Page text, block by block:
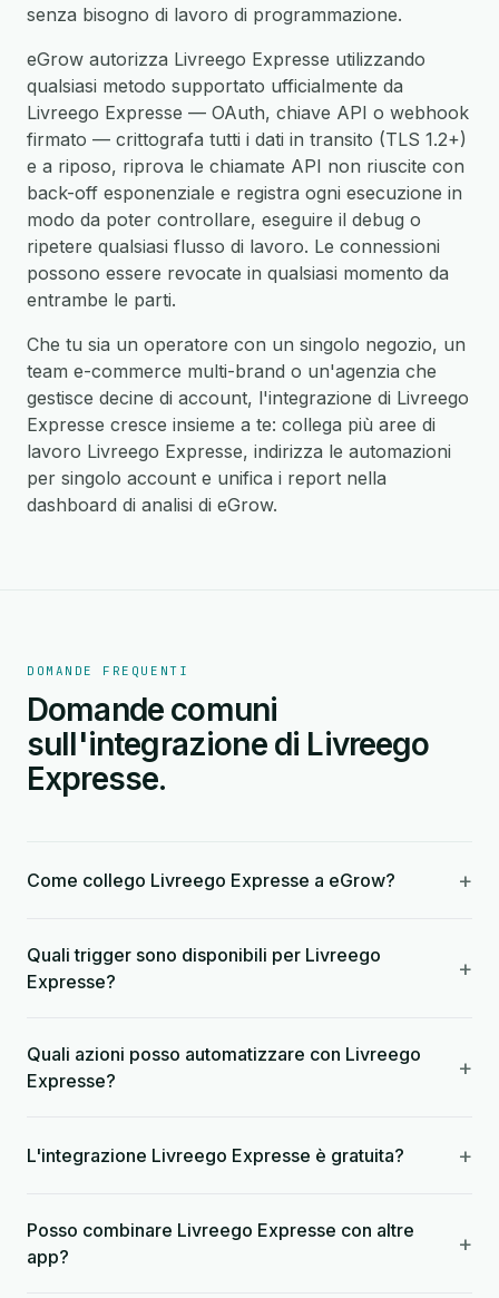
senza bisogno di lavoro di programmazione.
eGrow autorizza Livreego Expresse utilizzando
qualsiasi metodo supportato ufficialmente da
Livreego Expresse — OAuth, chiave API o webhook
firmato — crittografa tutti i dati in transito (TLS 1.2+)
e a riposo, riprova le chiamate API non riuscite con
back-off esponenziale e registra ogni esecuzione in
modo da poter controllare, eseguire il debug o
ripetere qualsiasi flusso di lavoro. Le connessioni
possono essere revocate in qualsiasi momento da
entrambe le parti.
Che tu sia un operatore con un singolo negozio, un
team e-commerce multi-brand o un'agenzia che
gestisce decine di account, l'integrazione di Livreego
Expresse cresce insieme a te: collega più aree di
lavoro Livreego Expresse, indirizza le automazioni
per singolo account e unifica i report nella
dashboard di analisi di eGrow.
DOMANDE FREQUENTI
Domande comuni
sull'integrazione di Livreego
Expresse.
Come collego Livreego Expresse a eGrow? +
Quali trigger sono disponibili per Livreego
Expresse?
+
Quali azioni posso automatizzare con Livreego
Expresse?
+
L'integrazione Livreego Expresse è gratuita? +
Posso combinare Livreego Expresse con altre
app?
+